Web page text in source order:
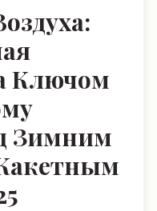
Ключом
Зимним